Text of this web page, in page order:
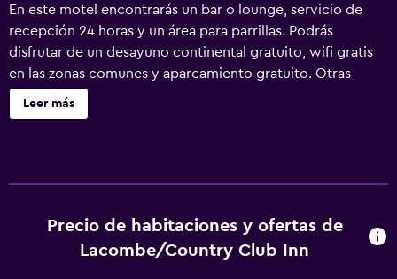
En este motel encontrarás un bar o lounge, servicio de
recepción 24 horas y un área para parrillas. Podrás
disfrutar de un desayuno continental gratuito, wifi gratis
en las zonas comunes y aparcamiento gratuito. Otras
instalaciones incluyen una máquina expendedora. Country
Club Inn ofrece 25 alojamientos con aire acondicionado.
teléfono; se ofrecen llamadas locales gratuitas (pueden
existir restricciones). Se ofrece servicio de limpieza todos
Leer más
Precio de habitaciones y ofertas de
Lacombe/Country Club Inn